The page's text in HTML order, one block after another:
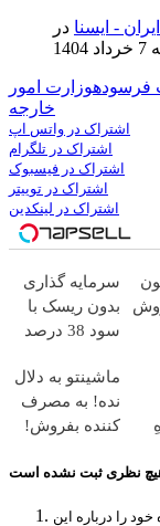
- ایسنا در
فرسودهوزارت امور
خارجه
اشتراک در واتس اپ
اشتراک در تلگرام
اشتراک در فیسبوک
اشتراک در توییتر
اشتراک در لینکدین
سرمایه گذاری
بدون ریسک با
سود 38 درصد
🌸 بلفا با 25%
ماشینتو به دلال
نده! به مصرف
کننده بفروش!
یک تماس
نظری ثبت نشده است
را درباره این